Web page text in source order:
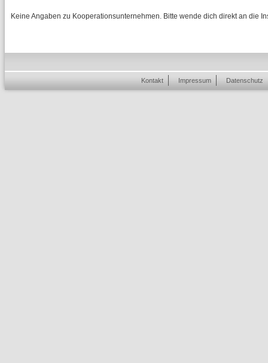
Keine Angaben zu Kooperationsunternehmen. Bitte wende dich direkt an die
Kontakt Impressum Datenschutz